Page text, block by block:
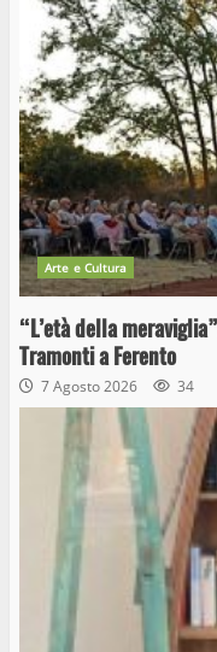
Arte e Cultura
“L’età della
Tramonti a Ferento
7 Agosto 2026 34